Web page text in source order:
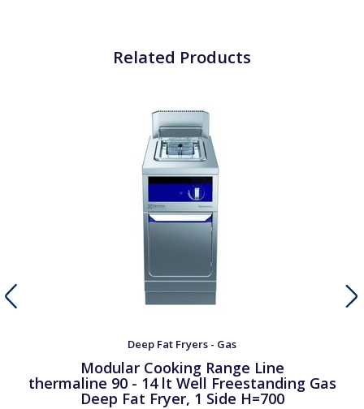
Related Products
Deep Fat Fryers - Gas
Modular Cooking Range Line
thermaline 90 - 14 lt Well Freestanding Gas
Deep Fat Fryer, 1 Side H=700